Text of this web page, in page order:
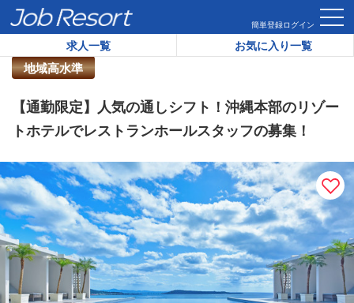
簡単登録ログイン
求人一覧 お気に入り一覧
HOME 求人一覧 【通勤限定】人気の通しシフト！沖縄本部
地域高水準
リゾートバイト求人番号：
【通勤限定】人気の通しシフト！沖縄本部のリゾー
トホテルでレストランホールスタッフの募集！